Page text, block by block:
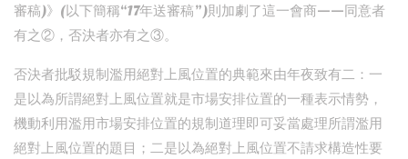
審稿)》(以下簡稱“17年送審稿”)則加劇了這一會商——同意者
有之②，否決者亦有之③。
否決者批駁規制濫用絕對上風位置的典範來由年夜致有二：一
是以為所謂絕對上風位置就是市場安排位置的一種表示情勢，
機動利用濫用市場安排位置的規制道理即可妥當處理所謂濫用
絕對上風位置的題目；二是以為絕對上風位置不請求構造性要